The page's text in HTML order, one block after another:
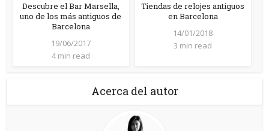
Descubre el Bar Marsella,
uno de los más antiguos de
Barcelona
19/06/2017
4 min read
Tiendas de relojes antiguos
en Barcelona
14/01/2018
3 min read
Acerca del autor